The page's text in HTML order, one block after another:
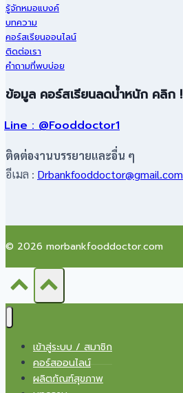
รู้จักหมอแบงค์
บทความ
คอร์สเรียนออนไลน์
ติดต่อเรา
คำถามที่พบบ่อย
ข้อมูล คอร์สเรียนลดน้ำหนัก คลิก !
Line : @Fooddoctor1
ติดต่องานบรรยายและอื่น ๆ
อีเมล : Drbankfooddoctor@gmail.com
© 2026 morbankfooddoctor.com
เข้าสู่ระบบ / สมาชิก
คอร์สออนไลน์
ผลิตภัณฑ์สุขภาพ